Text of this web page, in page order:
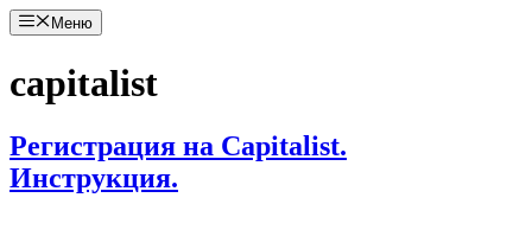
Перейти
к
Меню
capitalist
Регистрация на Capitalist.
Инструкция.